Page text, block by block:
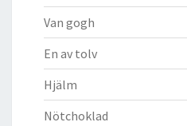
Van gogh
En av tolv
Hjälm
Nötchoklad